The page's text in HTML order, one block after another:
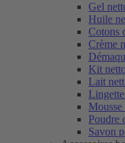
Gel
Huile
Cotons
Crème
Kit
Lait
Poudre
Savon